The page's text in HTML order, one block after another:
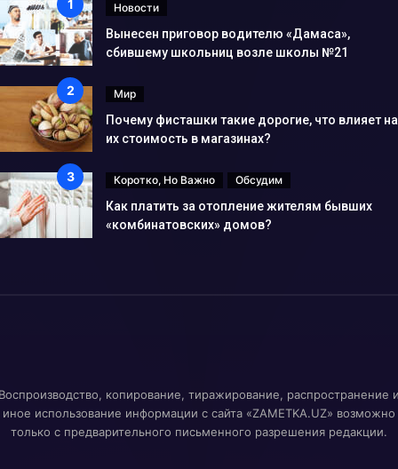
Новости
Вынесен приговор водителю «Дамаса»,
сбившему школьниц возле школы №21
Мир
Почему фисташки такие дорогие, что влияет на
их стоимость в магазинах?
Коротко, Но Важно Обсудим
Как платить за отопление жителям бывших
«комбинатовских» домов?
копирование, тиражирование, распространение
иное использование информации с сайта «ZAMETKA.UZ» возможно
только с предварительного письменного разрешения редакции.